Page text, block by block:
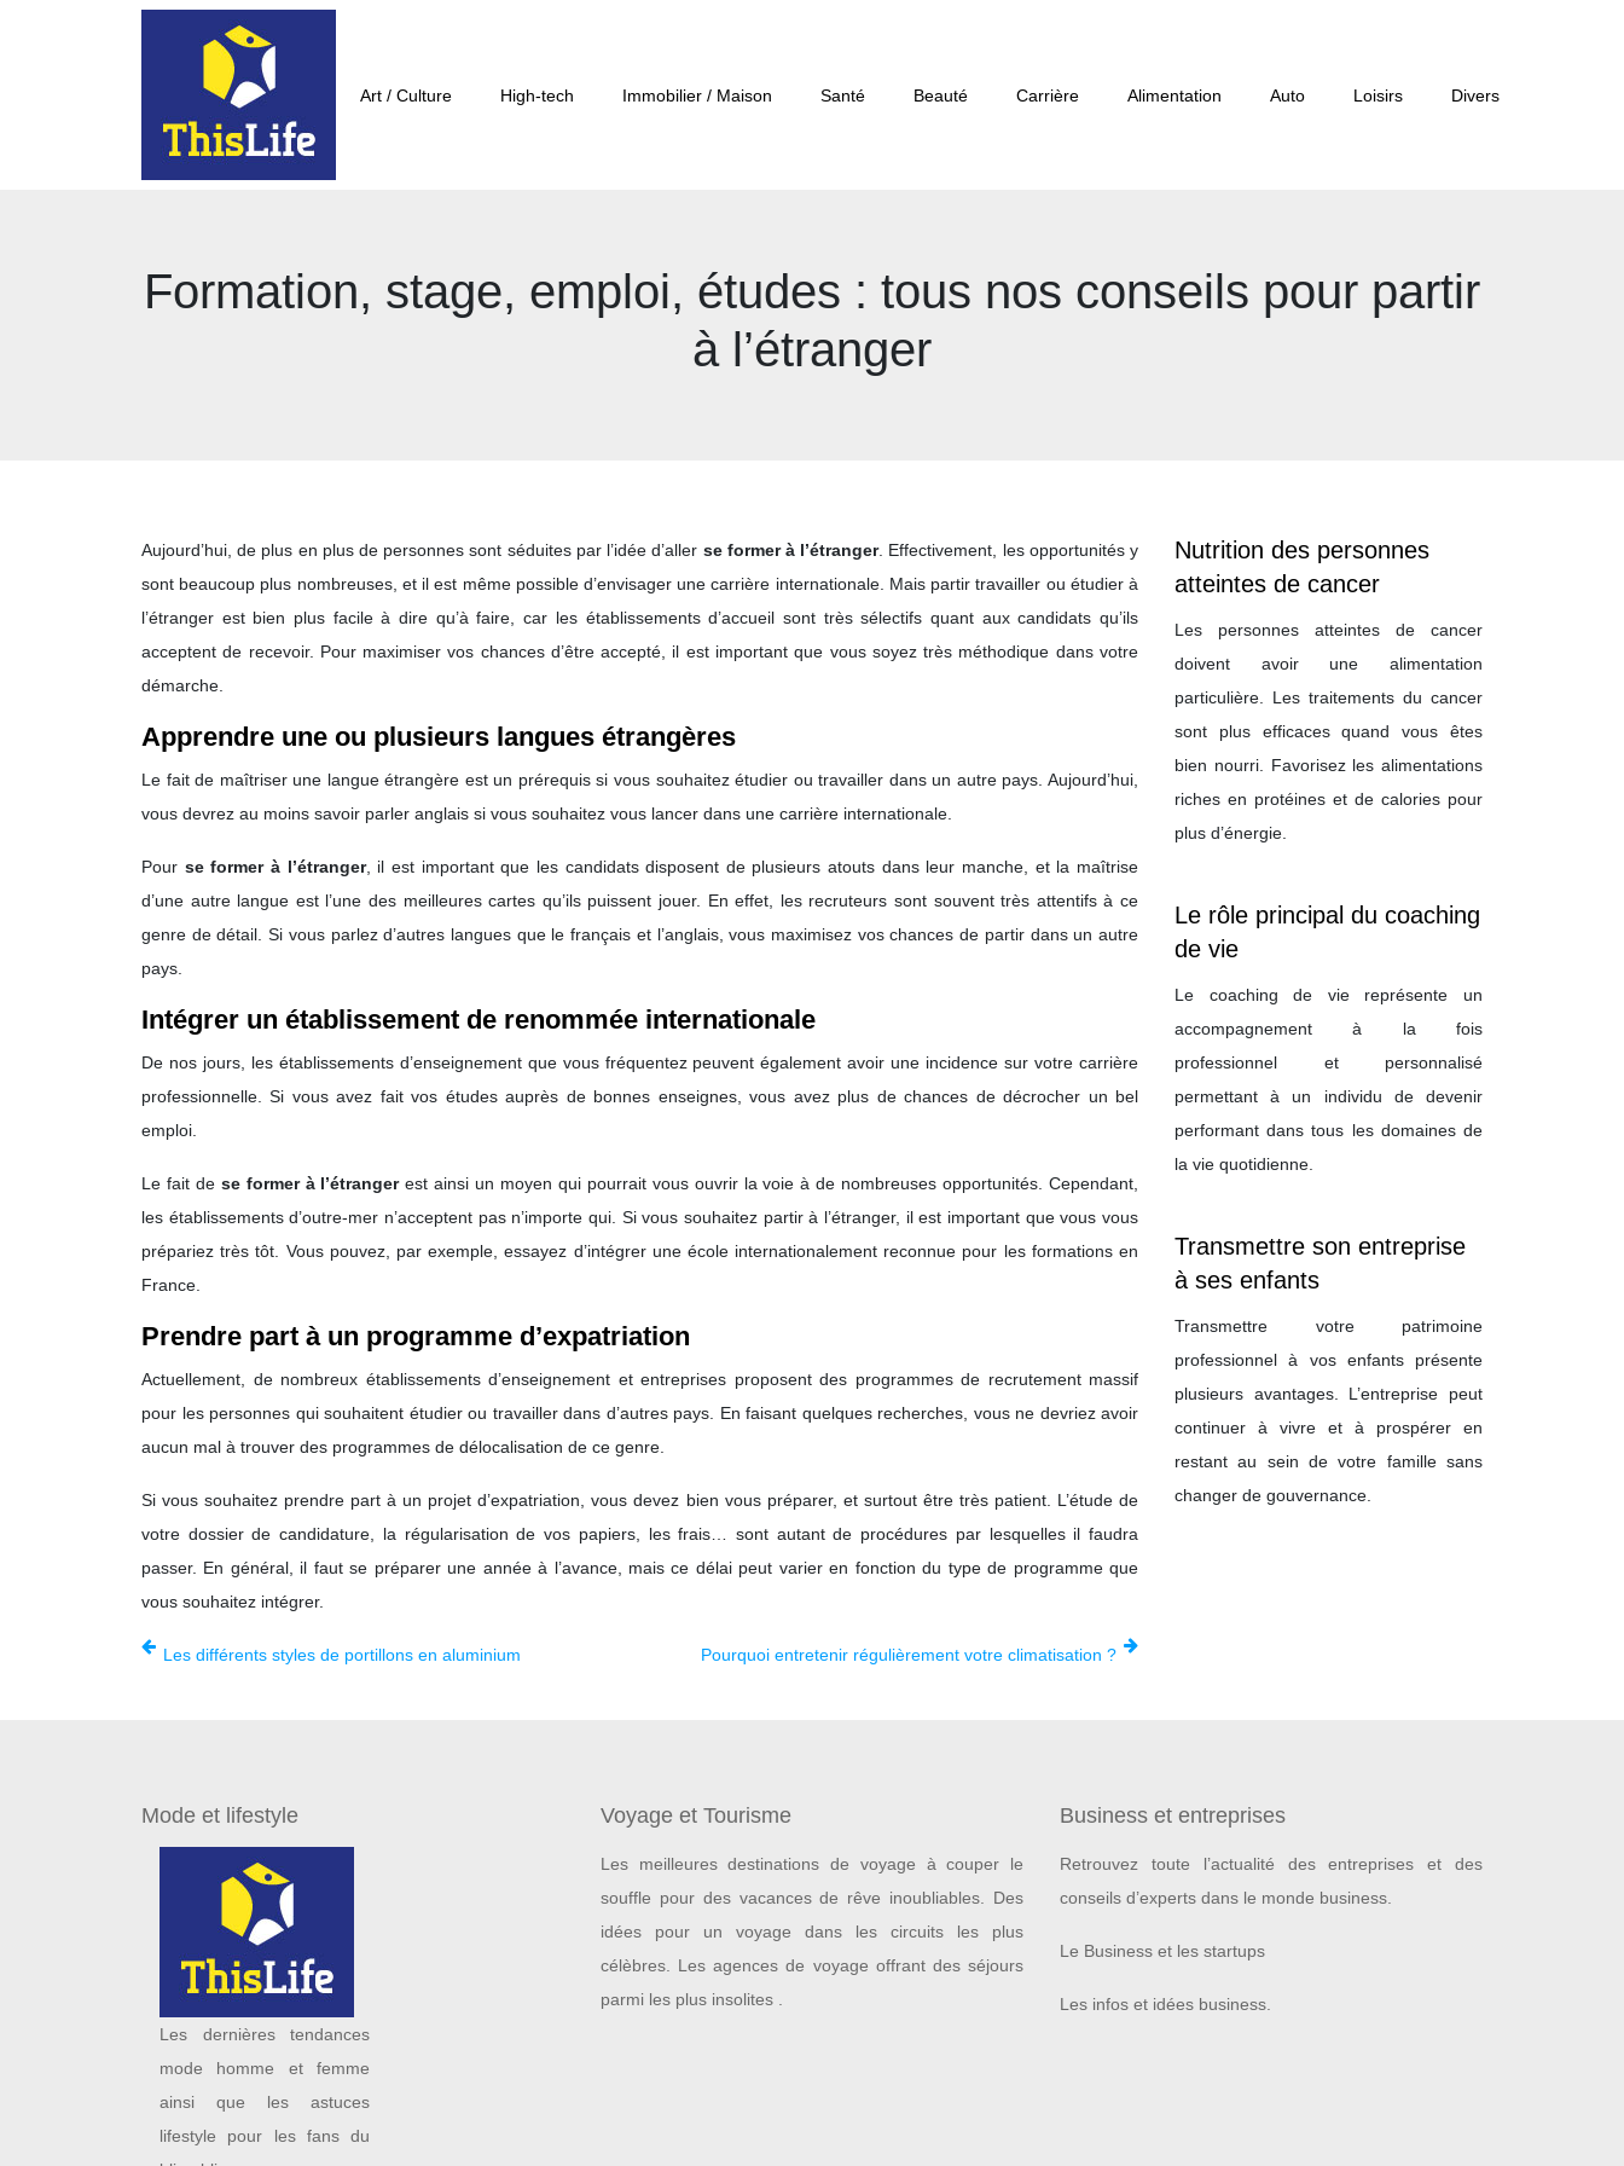
Art / Culture High-tech Immobilier / Maison Santé Beauté Carrière Alimentation Auto Loisirs Divers
Formation, stage, emploi, études : tous nos conseils pour partir
à l’étranger
Aujourd’hui, de plus en plus de personnes sont séduites par l’idée d’aller se former à l’étranger. Effectivement, les opportunités y
sont beaucoup plus nombreuses, et il est même possible d’envisager une carrière internationale. Mais partir travailler ou étudier à
l’étranger est bien plus facile à dire qu’à faire, car les établissements d’accueil sont très sélectifs quant aux candidats qu’ils
acceptent de recevoir. Pour maximiser vos chances d’être accepté, il est important que vous soyez très méthodique dans votre
démarche.
Apprendre une ou plusieurs langues étrangères
Le fait de maîtriser une langue étrangère est un prérequis si vous souhaitez étudier ou travailler dans un autre pays. Aujourd’hui,
vous devrez au moins savoir parler anglais si vous souhaitez vous lancer dans une carrière internationale.
Pour se former à l’étranger, il est important que les candidats disposent de plusieurs atouts dans leur manche, et la maîtrise
d’une autre langue est l’une des meilleures cartes qu’ils puissent jouer. En effet, les recruteurs sont souvent très attentifs à ce
genre de détail. Si vous parlez d’autres langues que le français et l’anglais, vous maximisez vos chances de partir dans un autre
pays.
Intégrer un établissement de renommée internationale
De nos jours, les établissements d’enseignement que vous fréquentez peuvent également avoir une incidence sur votre carrière
professionnelle. Si vous avez fait vos études auprès de bonnes enseignes, vous avez plus de chances de décrocher un bel
emploi.
Le fait de se former à l’étrangerest ainsi un moyen qui pourrait vous ouvrir la voie à de nombreuses opportunités. Cependant,
les établissements d’outre-mer n’acceptent pas n’importe qui. Si vous souhaitez partir à l’étranger, il est important que vous vous
prépariez très tôt. Vous pouvez, par exemple, essayez d’intégrer une école internationalement reconnue pour les formations en
France.
Prendre part à un programme d’expatriation
Actuellement, de nombreux établissements d’enseignement et entreprises proposent des programmes de recrutement massif
pour les personnes qui souhaitent étudier ou travailler dans d’autres pays. En faisant quelques recherches, vous ne devriez avoir
aucun mal à trouver des programmes de délocalisation de ce genre.
Si vous souhaitez prendre part à un projet d’expatriation, vous devez bien vous préparer, et surtout être très patient. L’étude de
votre dossier de candidature, la régularisation de vos papiers, les frais… sont autant de procédures par lesquelles il faudra
passer. En général, il faut se préparer une année à l’avance, mais ce délai peut varier en fonction du type de programme que
vous souhaitez intégrer.
Les différents styles de portillons en aluminium Pourquoi entretenir régulièrement votre climatisation ?
Nutrition des personnes
atteintes de cancer
Les personnes atteintes de cancer
doivent avoir une alimentation
particulière. Les traitements du cancer
sont plus efficaces quand vous êtes
bien nourri. Favorisez les alimentations
riches en protéines et de calories pour
plus d’énergie.
Le rôle principal du coaching
de vie
Le coaching de vie représente un
accompagnement à la fois
professionnel et personnalisé
permettant à un individu de devenir
performant dans tous les domaines de
la vie quotidienne.
Transmettre son entreprise
à ses enfants
Transmettre votre patrimoine
professionnel à vos enfants présente
plusieurs avantages. L’entreprise peut
continuer à vivre et à prospérer en
restant au sein de votre famille sans
changer de gouvernance.
Mode et lifestyle
Les dernières tendances
mode homme et femme
ainsi que les astuces
lifestyle pour les fans du
Voyage et Tourisme
Les meilleures destinations de voyage à couper le
souffle pour des vacances de rêve inoubliables. Des
idées pour un voyage dans les circuits les plus
célèbres. Les agences de voyage offrant des séjours
parmi les plus insolites .
Business et entreprises
Retrouvez toute l’actualité des entreprises et des
conseils d’experts dans le monde business.
Le Business et les startups
Les infos et idées business.